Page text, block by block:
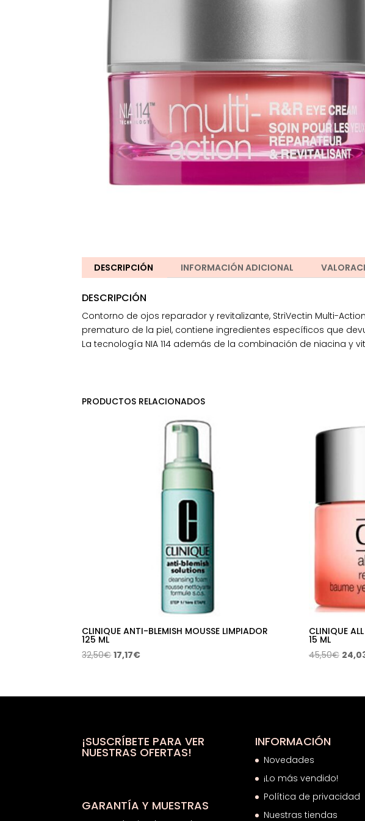
DESCRIPCIÓN INFORMACIÓN ADICIONAL
DESCRIPCIÓN
Contorno de ojos reparador y revitalizante, StriVectin Multi-
prematuro de la piel, contiene ingredientes específicos que
La tecnología NIA 114 además de la combinación de niacina y
PRODUCTOS RELACIONADOS
CLINIQUE ANTI-BLEMISH MOUSSE LIMPIADOR
125 ML
32,50€El
era:
17,17€El
es:
CLINIQUE
15 ML
45,50€ El
era:
¡SUSCRÍBETE PARA VER
NUESTRAS OFERTAS!
GARANTÍA Y MUESTRAS
INFORMACIÓN
Novedades
¡Lo más vendido!
Política de privacidad
Nuestras tiendas